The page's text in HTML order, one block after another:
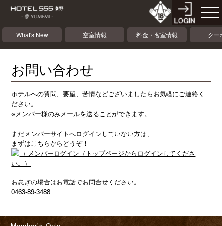
What's New 空室情報 料金・客室情報 クー
お問い合わせ
ホテルへの質問、要望、苦情などございましたらお気軽にご連絡く
ださい。
※メンバー様のみメールを送ることができます。
まだメンバーサイトへログインしていない方は、
まずはこちらからどうぞ！
メンバーログイン（トップページからログインしてくださ
い。）
お急ぎの場合はお電話でお問合せください。
0463-89-3488